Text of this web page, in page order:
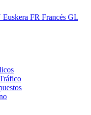
Euskera FR Francés GL